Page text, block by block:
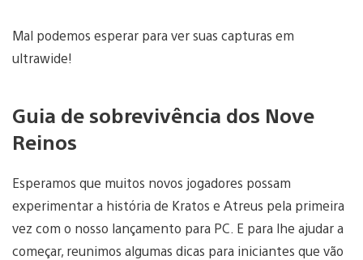
Mal podemos esperar para ver suas capturas em
ultrawide!
Guia de sobrevivência dos Nove
Reinos
Esperamos que muitos novos jogadores possam
experimentar a história de Kratos e Atreus pela primeira
vez com o nosso lançamento para PC. E para lhe ajudar a
começar, reunimos algumas dicas para iniciantes que vão